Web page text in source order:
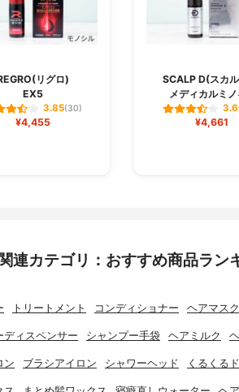
リグロ)
EX5
3.85(30)
¥4,455
SCALP D(スカ
メディカルミ
¥4,661
連カテゴリ：おすすめ商品ラン
トリートメント コンディショナー ヘアマスク
ディスペンサー シャンプー手袋 ヘアミルク
ン ブラシアイロン シャワーヘッド くるくる